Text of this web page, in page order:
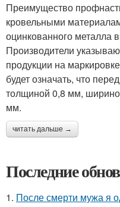
Преимущество
кровельными
оцинкованного металла
Производители
продукции на
будет означать, что
толщиной 0,8 мм,
мм.
читать дальше →
Последние
1. После смерти мужа я